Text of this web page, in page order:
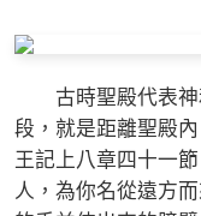
古時聖殿代表神
段，就是距離聖殿
王記上八章四十一
人，為你名從遠方